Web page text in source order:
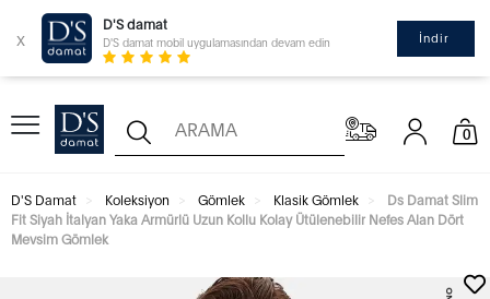
x
D'S damat
D'S damat mobil uygulamasından devam edin İndir
0
D'S Damat Koleksiyon Gömlek Klasik Gömlek
Ds Damat Slim
Fit Siyah İtalyan Yaka Armürlü Uzun Kollu Kolay Ütülenebilir Nefes Alan Dört
Mevsim Gömlek